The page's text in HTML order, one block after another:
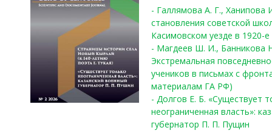
- Галлямова А. Г.,
становления советской
Касимовском уезде в 1920-е
- Магдеев Ш. И., Банникова
Экстремальная
учеников в письмах с
материалам ГА РФ)
- Долгов Е. Б. «Существует
неограниченная власть»:
губернатор П. П. Пущин